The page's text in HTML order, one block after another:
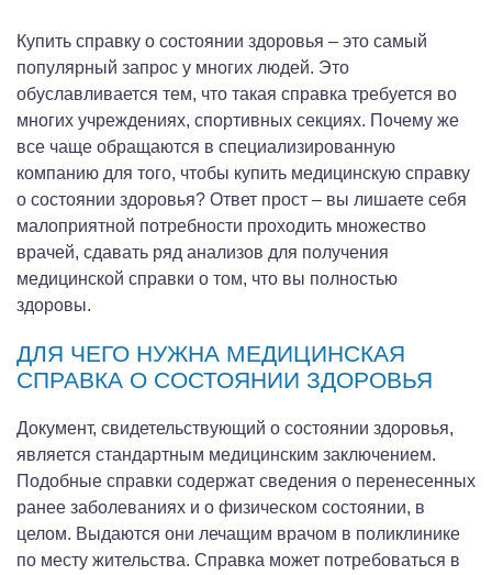
Купить справку о состоянии здоровья – это самый
популярный запрос у многих людей. Это
обуславливается тем, что такая справка требуется во
многих учреждениях, спортивных секциях. Почему же
все чаще обращаются в специализированную
компанию для того, чтобы купить медицинскую справку
о состоянии здоровья? Ответ прост – вы лишаете себя
малоприятной потребности проходить множество
врачей, сдавать ряд анализов для получения
медицинской справки о том, что вы полностью
здоровы.
ДЛЯ ЧЕГО НУЖНА МЕДИЦИНСКАЯ
СПРАВКА О СОСТОЯНИИ ЗДОРОВЬЯ
Документ, свидетельствующий о состоянии здоровья,
является стандартным медицинским заключением.
Подобные справки содержат сведения о перенесенных
ранее заболеваниях и о физическом состоянии, в
целом. Выдаются они лечащим врачом в поликлинике
по месту жительства. Справка может потребоваться в